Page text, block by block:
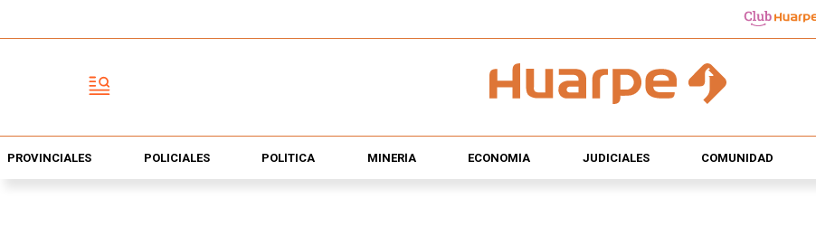
PROVINCIALES POLICIALES POLÍTICA MINERÍA ECONOMÍA JUDICIALES COMUNIDAD